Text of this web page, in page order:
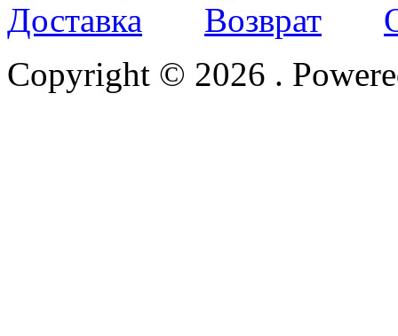
Доставка
Возврат
Copyright © 2026 .